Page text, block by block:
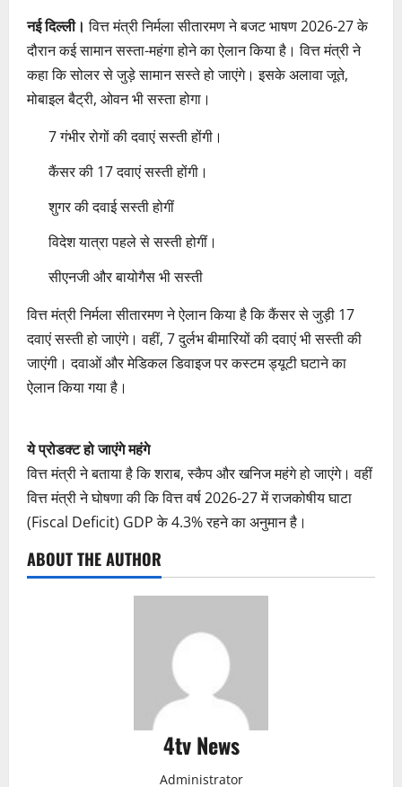
नई दिल्ली। वित्त मंत्री निर्मला सीतारमण ने बजट भाषण 2026-27 के
दौरान कई सामान सस्ता-महंगा होने का ऐलान किया है। वित्त मंत्री ने
कहा कि सोलर से जुड़े सामान सस्ते हो जाएंगे। इसके अलावा जूते,
मोबाइल बैट्री, ओवन भी सस्ता होगा।
7 गंभीर रोगों की दवाएं सस्ती होंगी।
कैंसर की 17 दवाएं सस्ती होंगी।
शुगर की दवाई सस्ती होगीं
विदेश यात्रा पहले से सस्ती होगीं।
सीएनजी और बायोगैस भी सस्ती
वित्त मंत्री निर्मला सीतारमण ने ऐलान किया है कि कैंसर से जुड़ी 17
दवाएं सस्ती हो जाएंगे। वहीं, 7 दुर्लभ बीमारियों की दवाएं भी सस्ती की
जाएंगी। दवाओं और मेडिकल डिवाइज पर कस्टम ड्यूटी घटाने का
ऐलान किया गया है।
ये प्रोडक्ट हो जाएंगे महंगे
वित्त मंत्री ने बताया है कि शराब, स्कैप और खनिज महंगे हो जाएंगे। वहीं
वित्त मंत्री ने घोषणा की कि वित्त वर्ष 2026‑27 में राजकोषीय घाटा
(Fiscal Deficit) GDP के 4.3% रहने का अनुमान है।
ABOUT THE AUTHOR
4tv News
Administrator